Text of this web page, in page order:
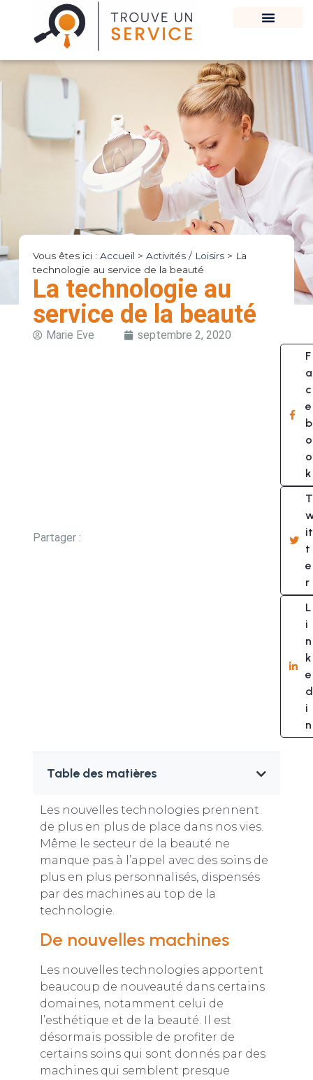
Vous êtes ici : Accueil > Activités / Loisirs> La
technologie au service de la beauté
La technologie au
service de la beauté
Marie Eve septembre 2, 2020
Partager :
F
a
c
e
b
o
o
k
T
it
t
e
r
L
i
n
k
e
d
i
n
Table des matières
Les nouvelles technologies prennent
de plus en plus de place dans nos vies.
Même le secteur de la beauté ne
manque pas à l’appel avec des soins de
plus en plus personnalisés, dispensés
par des machines au top de la
technologie.
De nouvelles machines
Les nouvelles technologies apportent
beaucoup de nouveauté dans certains
domaines, notamment celui de
l’esthétique et de la beauté. Il est
désormais possible de profiter de
certains soins qui sont donnés par des
machines qui semblent presque